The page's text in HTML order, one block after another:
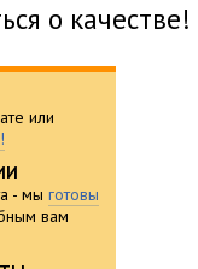
о качестве!
или
- мы готовы
вам